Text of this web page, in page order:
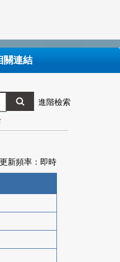
關連結
進階檢索
新頻率：即時